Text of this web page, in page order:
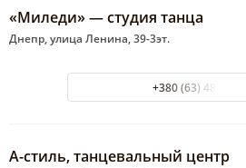
«Миледи» — студия танца
Днепр, улица Ленина, 39-3эт.
+380 (63) 485-59-18
А-стиль, танцевальный центр